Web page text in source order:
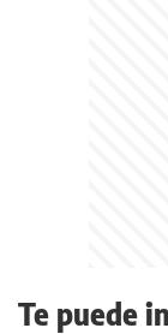
Te puede